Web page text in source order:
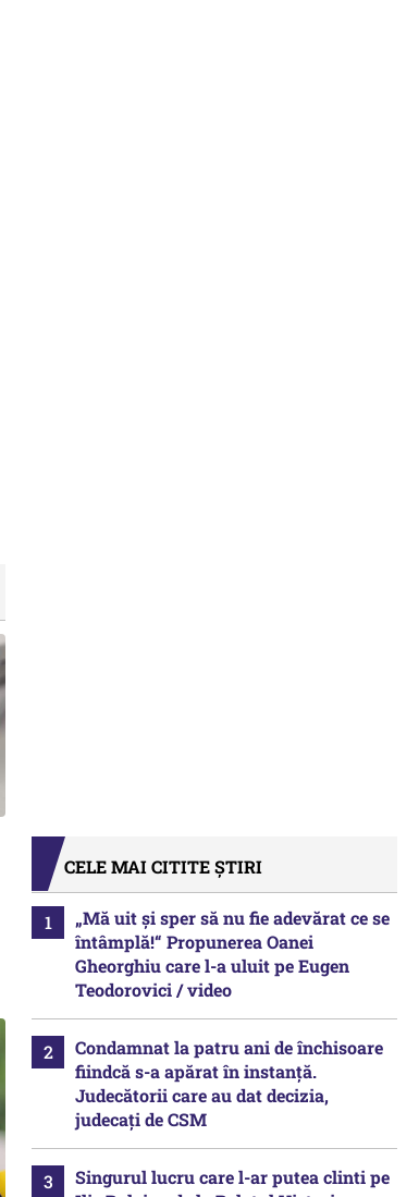
CELE MAI CITITE ȘTIRI
„Mă uit și sper să nu fie adevărat ce se
întâmplă!“ Propunerea Oanei
Gheorghiu care l-a uluit pe Eugen
Teodorovici / video
Condamnat la patru ani de închisoare
fiindcă s-a apărat în instanță.
Judecătorii care au dat decizia,
judecați de CSM
Singurul lucru care l-ar putea clinti pe